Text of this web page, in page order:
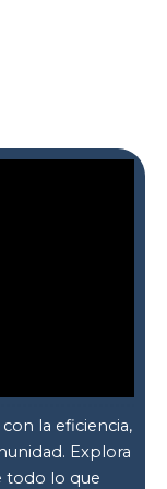
la eficiencia,
Explora
todo lo que